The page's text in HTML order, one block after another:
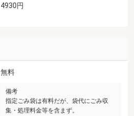
4930円
無料
備考
指定ごみ袋は有料だが、袋代にごみ収
集・処理料金等を含まず。